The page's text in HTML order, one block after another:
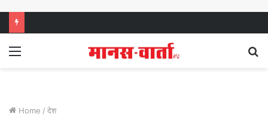
Menu
Home / देश